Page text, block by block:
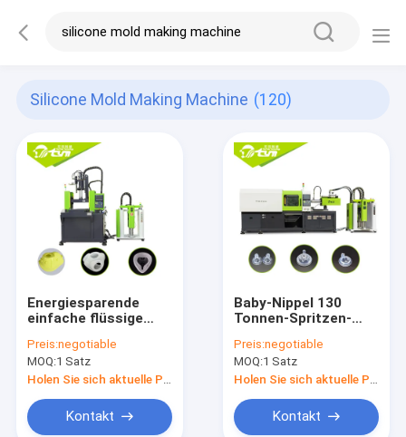
Silicone Mold Making Machine (120)
Energiesparende
einfache flüssige
VorlagenSpritzgussmaschine
Preis:negotiable
MOQ:1 Satz
Kontakt
Baby-Nippel 130
Tonnen-Spritzen-
Spritzen-Maschine
Preis:negotiable
MOQ:1 Satz
Kontakt